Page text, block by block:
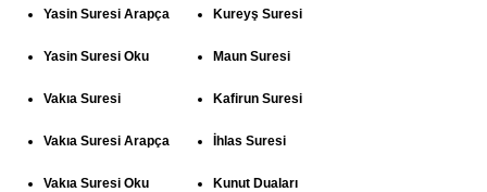
Yasin Suresi Arapça
Yasin Suresi Oku
Vakıa Suresi
Vakıa Suresi Arapça
Vakıa Suresi Oku
Kureyş Suresi
Maun Suresi
Kafirun Suresi
İhlas Suresi
Kunut Duaları